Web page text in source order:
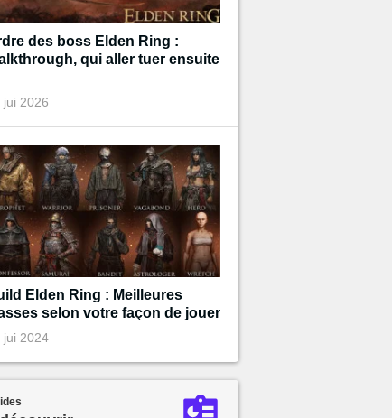
des boss Elden Ring :
qui aller tuer ensuite
jui 2026
Elden Ring : Meilleures
selon votre façon de jouer
jui 2024